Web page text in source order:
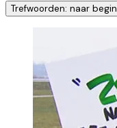
Trefwoorden: naar begin